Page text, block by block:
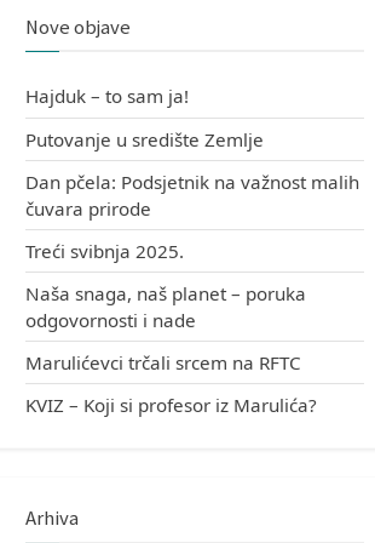
Nove objave
Hajduk – to sam ja!
Putovanje u središte Zemlje
Dan pčela: Podsjetnik na važnost malih
čuvara prirode
Treći svibnja 2025.
Naša snaga, naš planet – poruka
odgovornosti i nade
Marulićevci trčali srcem na RFTC
KVIZ – Koji si profesor iz Marulića?
Arhiva